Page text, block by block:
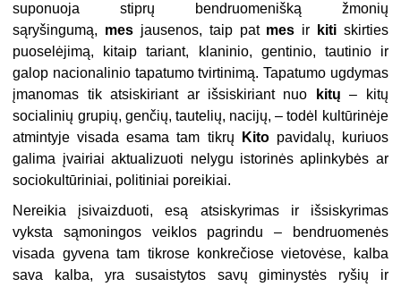
suponuoja stiprų bendruomenišką žmonių
sąryšingumą, mes jausenos, taip pat mes ir kitiskirties
puoselėjimą, kitaip tariant, klaninio, gentinio, tautinio ir
galop nacionalinio tapatumo tvirtinimą. Tapatumo ugdymas
įmanomas tik atsiskiriant ar išsiskiriant nuo
kitų – kitų
socialinių grupių, genčių, tautelių, nacijų, – todėl kultūrinėje
atmintyje visada esama tam tikrų
Kitopavidalų, kuriuos
galima įvairiai aktualizuoti nelygu istorinės aplinkybės ar
sociokultūriniai, politiniai poreikiai.
Nereikia įsivaizduoti, esą atsiskyrimas ir išsiskyrimas
vyksta sąmoningos veiklos pagrindu – bendruomenės
visada gyvena tam tikrose konkrečiose vietovėse, kalba
sava kalba, yra susaistytos savų giminystės ryšių ir